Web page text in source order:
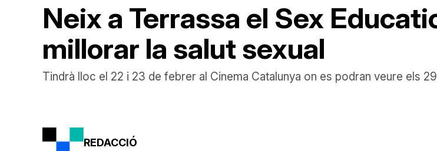
Neix a Terrassa el Sex
millorar la salut sexual
Tindrà lloc el 22 i 23 de febrer al Cinema Catalunya on es podran veure els
REDACCIÓ